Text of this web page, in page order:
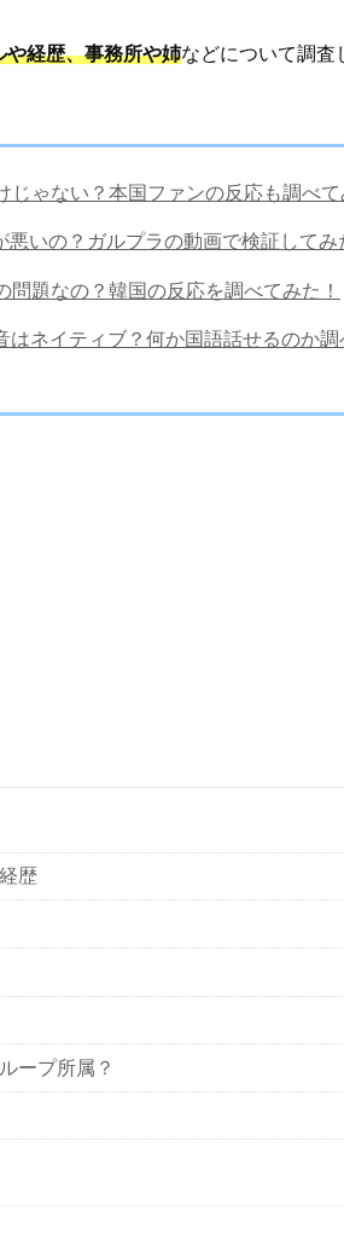
経歴、事務所や姉などについて調査
ゃない？本国ファンの反応も調べて
いの？ガルプラの動画で検証してみ
題なの？韓国の反応を調べてみた！
はネイティブ？何か国語話せるのか調
歴
ープ所属？